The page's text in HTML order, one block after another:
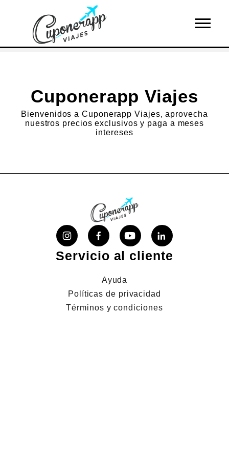
Cuponerapp Viajes
Bienvenidos a Cuponerapp Viajes, aprovecha
nuestros precios exclusivos y paga a meses
intereses
Servicio al cliente
Ayuda
Políticas de privacidad
Términos y condiciones